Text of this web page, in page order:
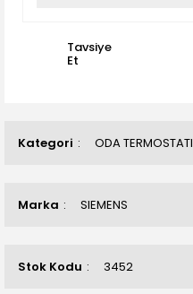
Kategori ODA TERMOSTATI
Marka SIEMENS
Stok Kodu 3452
Tavsiye
Et